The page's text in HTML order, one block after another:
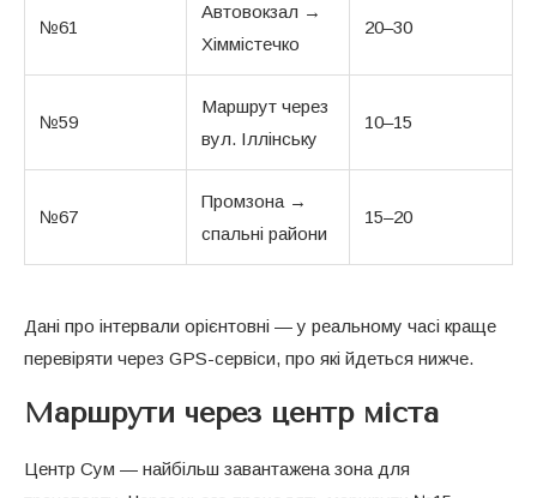
№61
Автовокзал →
Хіммістечко
20–30
№59
Маршрут через
вул. Іллінську
10–15
№67
Промзона →
спальні райони
15–20
Дані про інтервали орієнтовні — у реальному часі краще
перевіряти через GPS-сервіси, про які йдеться нижче.
Маршрути через центр міста
Центр Сум — найбільш завантажена зона для